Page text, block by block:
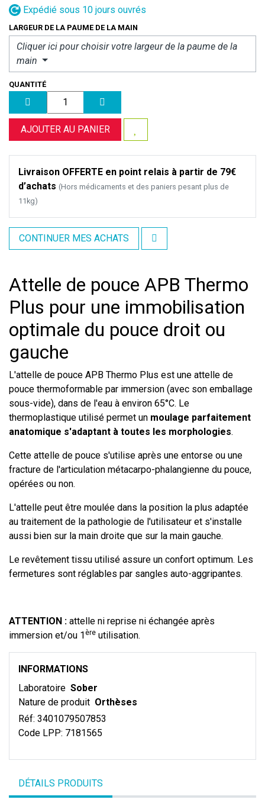
Expédié sous 10 jours ouvrés
LARGEUR DE LA PAUME DE LA MAIN
Cliquer ici pour choisir votre largeur de la paume de la
main
QUANTITÉ
AJOUTER AU PANIER
Livraison OFFERTE en point relais à partir de 79€
d’achats (Hors médicaments et des paniers pesant plus de
11kg)
CONTINUER MES ACHATS
Attelle de pouce APB Thermo
Plus pour une immobilisation
optimale du pouce droit ou
gauche
L'attelle de pouce APB Thermo Plus est une attelle de
pouce thermoformable par immersion (avec son emballage
sous-vide), dans de l'eau à environ 65°C. Le
thermoplastique utilisé permet un moulage parfaitement
anatomique s'adaptant à toutes les morphologies.
Cette attelle de pouce s'utilise après une entorse ou une
fracture de l'articulation métacarpo-phalangienne du pouce,
opérées ou non.
L'attelle peut être moulée dans la position la plus adaptée
au traitement de la pathologie de l'utilisateur et s'installe
aussi bien sur la main droite que sur la main gauche.
Le revêtement tissu utilisé assure un confort optimum. Les
fermetures sont réglables par sangles auto-aggripantes.
ATTENTION : attelle ni reprise ni échangée après
immersion et/ou 1ère utilisation.
INFORMATIONS
Laboratoire Sober
Nature de produit Orthèses
Réf: 3401079507853
Code LPP: 7181565
DÉTAILS PRODUITS